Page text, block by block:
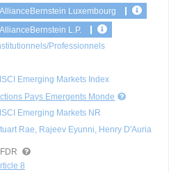
AllianceBernstein Luxembourg
AllianceBernstein L.P.
Professionnels
Emerging Markets Index
Pays Emergents Monde
Emerging Markets NR
Rae, Rajeev Eyunni, Henry D'Auria
8